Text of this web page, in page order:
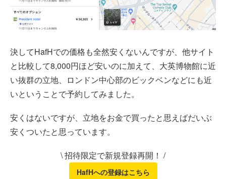
決してHafHでの価格も全然安くないんですが、他サイト
と比較して8,000円ほど安いのに加えて、大英博物館に近
い抜群の立地、ロンドン中心部のビックベンなどにも近
いということで予約してみました。
安くはないですが、立地をお金で買ったと思えばだいぶ
安くついたと思っています。
\ 招待限定で新規登録再開！ /
HafHへの登録はこちら